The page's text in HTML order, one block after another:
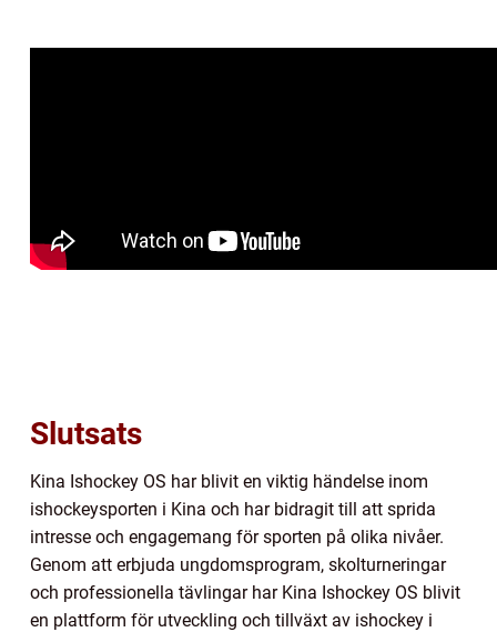
Slutsats
Kina Ishockey OS har blivit en viktig händelse inom
ishockeysporten i Kina och har bidragit till att sprida
intresse och engagemang för sporten på olika nivåer.
Genom att erbjuda ungdomsprogram, skolturneringar
och professionella tävlingar har Kina Ishockey OS blivit
en plattform för utveckling och tillväxt av ishockey i